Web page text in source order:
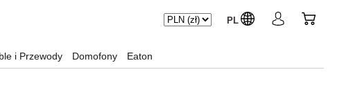
PL
i Przewody Domofony Eaton